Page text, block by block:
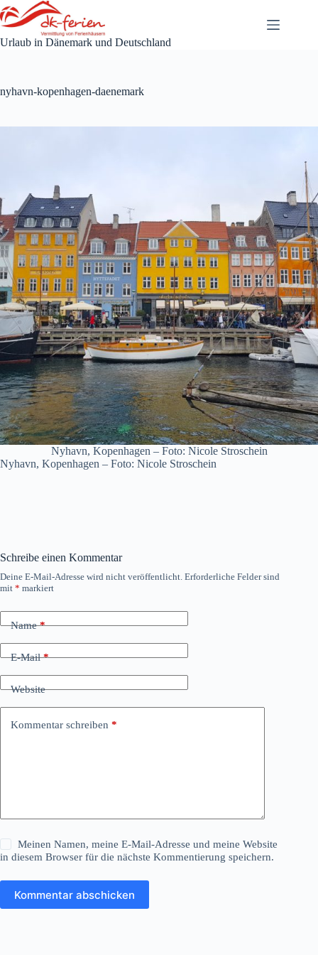
Zum
Inhalt
springen
Urlaub in Dänemark und Deutschland
nyhavn-kopenhagen-daenemark
Nyhavn, Kopenhagen – Foto: Nicole Stroschein
Nyhavn, Kopenhagen – Foto: Nicole Stroschein
Schreibe einen Kommentar
Deine E-Mail-Adresse wird nicht veröffentlicht. Erforderliche Felder sind
mit * markiert
Name*
E-Mail*
Website
Kommentar schreiben *
Meinen Namen, meine E-Mail-Adresse und meine Website
in diesem Browser für die nächste Kommentierung speichern.
Kommentar abschicken